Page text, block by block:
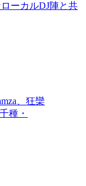
ーカルDJ陣と共
、狂欒
種・